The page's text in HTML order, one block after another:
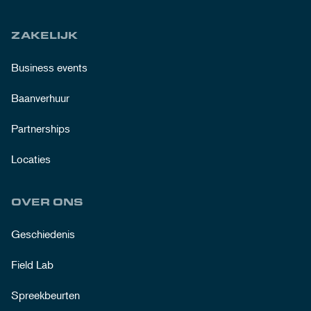
ZAKELIJK
Business events
Baanverhuur
Partnerships
Locaties
OVER ONS
Geschiedenis
Field Lab
Spreekbeurten